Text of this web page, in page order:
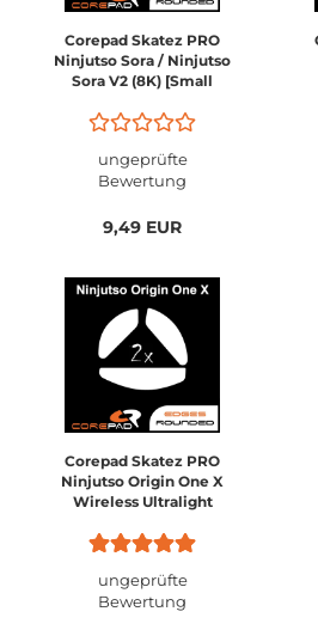
Corepad Skatez PRO
Ninjutso Sora / Ninjutso
Sora V2 (8K) [Small
ungeprüfte
Bewertung
9,49 EUR
Corepad Skatez PRO
Ninjutso Origin One X
Wireless Ultralight
ungeprüfte
Bewertung